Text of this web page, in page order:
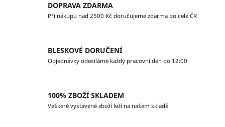
DOPRAVA ZDARMA
Při nákupu nad 2500 Kč doručujeme zdarma po celé ČR
BLESKOVÉ DORUČENÍ
Objednávky odesíláme každý pracovní den do 12:00
100% ZBOŽÍ SKLADEM
Veškeré vystavené zboží leží na našem skladě